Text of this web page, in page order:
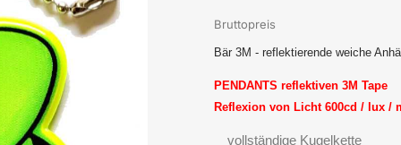
Bruttopreis
Bär 3M - reflektierende weiche
PENDANTS reflektiven 3M Tape
Reflexion von Licht 600cd / lux /
vollständige Kugelkette